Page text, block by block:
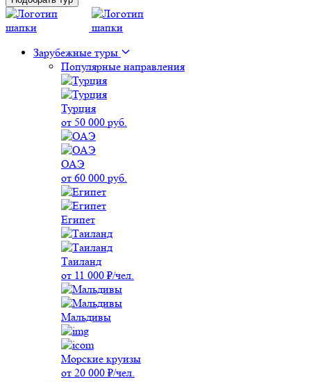
Зарубежные туры
Популярные направления
Турция
от 50 000 руб.
ОАЭ
от 60 000 руб.
Египет
Таиланд
от 11 000 ₽/чел.
Мальдивы
Морские круизы
от 20 000 ₽/чел.